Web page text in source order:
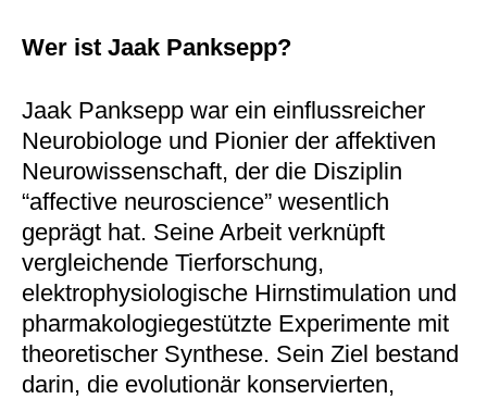
Wer ist Jaak Panksepp?
Jaak Panksepp war ein einflussreicher
Neurobiologe und Pionier der affektiven
Neurowissenschaft, der die Disziplin
“affective neuroscience” wesentlich
geprägt hat. Seine Arbeit verknüpft
vergleichende Tierforschung,
elektrophysiologische Hirnstimulation und
pharmakologiegestützte Experimente mit
theoretischer Synthese. Sein Ziel bestand
darin, die evolutionär konservierten,